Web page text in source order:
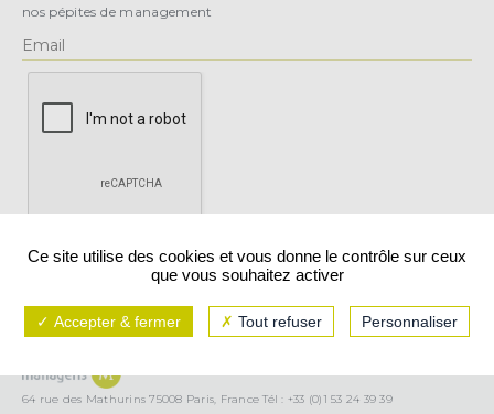
nos pépites de management
64 rue des Mathurins 75008 Paris, France Tél : +33 (0)1 53 24 39 39
Ce site utilise des cookies et vous donne le contrôle sur ceux
que vous souhaitez activer
Accepter & fermer Tout refuser Personnaliser